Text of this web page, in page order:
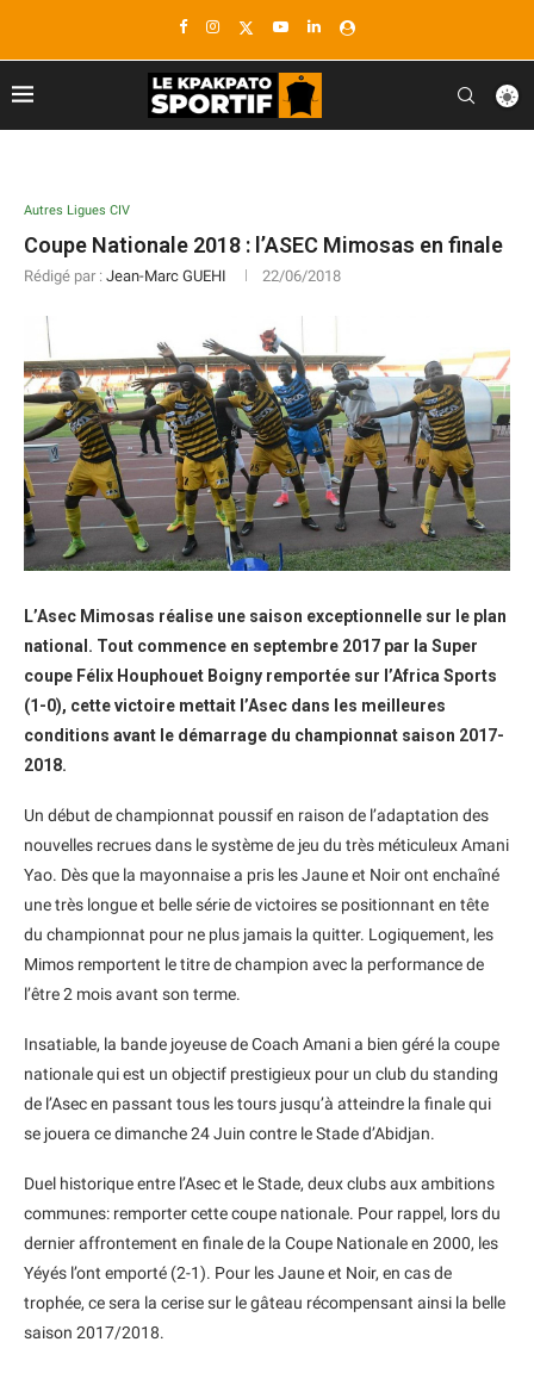
Autres Ligues CIV
Coupe Nationale 2018 : l’ASEC Mimosas en finale
Rédigé par : Jean-Marc GUEHI 22/06/2018
L’Asec Mimosas réalise une saison exceptionnelle sur le plan
national. Tout commence en septembre 2017 par la Super
coupe Félix Houphouet Boigny remportée sur l’Africa Sports
(1-0), cette victoire mettait l’Asec dans les meilleures
conditions avant le démarrage du championnat saison 2017-
2018.
Un début de championnat poussif en raison de l’adaptation des
nouvelles recrues dans le système de jeu du très méticuleux Amani
Yao. Dès que la mayonnaise a pris les Jaune et Noir ont enchaîné
une très longue et belle série de victoires se positionnant en tête
du championnat pour ne plus jamais la quitter. Logiquement, les
Mimos remportent le titre de champion avec la performance de
l’être 2 mois avant son terme.
Insatiable, la bande joyeuse de Coach Amani a bien géré la coupe
nationale qui est un objectif prestigieux pour un club du standing
de l’Asec en passant tous les tours jusqu’à atteindre la finale qui
se jouera ce dimanche 24 Juin contre le Stade d’Abidjan.
Duel historique entre l’Asec et le Stade, deux clubs aux ambitions
communes: remporter cette coupe nationale. Pour rappel, lors du
dernier affrontement en finale de la Coupe Nationale en 2000, les
Yéyés l’ont emporté (2-1). Pour les Jaune et Noir, en cas de
trophée, ce sera la cerise sur le gâteau récompensant ainsi la belle
saison 2017/2018.